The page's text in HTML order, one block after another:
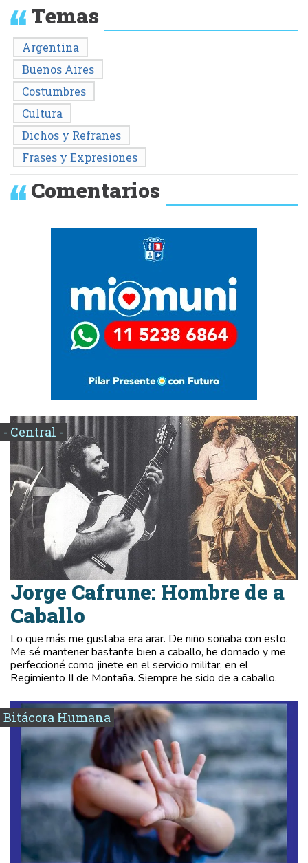
Temas
Argentina
Buenos Aires
Costumbres
Cultura
Dichos y Refranes
Frases y Expresiones
Comentarios
- Central -
Jorge Cafrune: Hombre de a
Caballo
Lo que más me gustaba era arar. De niño soñaba con esto.
Me sé mantener bastante bien a caballo, he domado y me
perfeccioné como jinete en el servicio militar, en el
Regimiento II de Montaña. Siempre he sido de a caballo.
Bitácora Humana